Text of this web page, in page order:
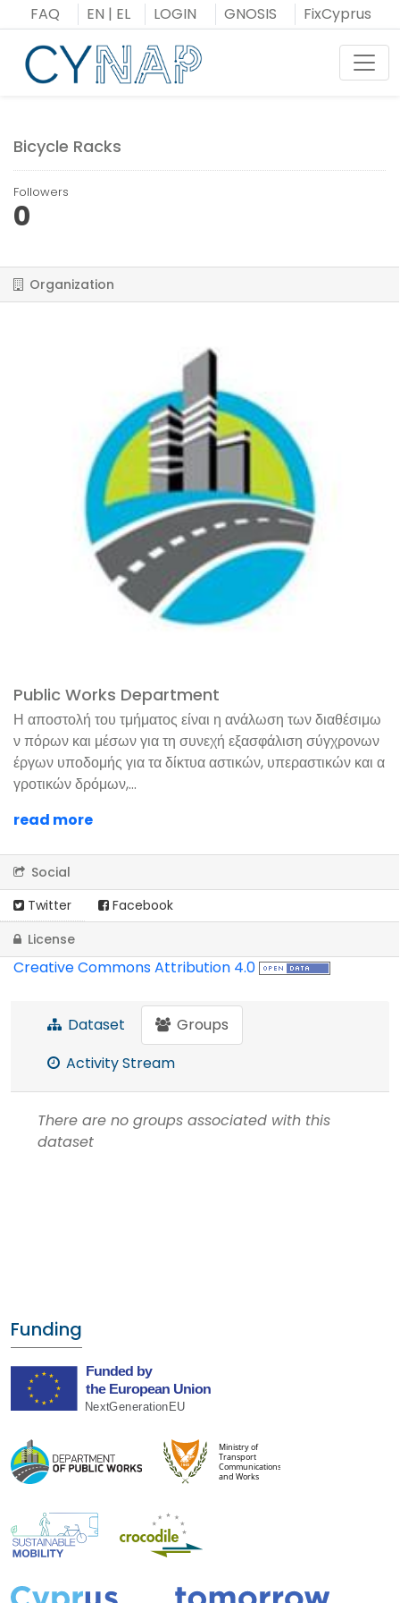
to
content
FAQ EN | EL LOGIN GNOSIS FixCyprus
Bicycle Racks
Followers
0
Organization
Public Works Department
Η αποστολή του τμήματος είναι η ανάλωση των διαθέσιμω
ν πόρων και μέσων για τη συνεχή εξασφάλιση σύγχρονων
έργων υποδομής για τα δίκτυα αστικών, υπεραστικών και α
γροτικών δρόμων,...
read more
Social
Twitter
Facebook
License
Creative Commons Attribution 4.0
Dataset
Groups
Activity Stream
There are no groups associated with this
dataset
Funding